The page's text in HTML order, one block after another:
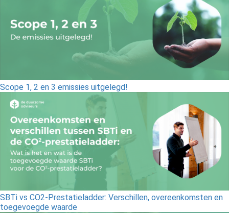
Scope 1, 2 en 3 emissies uitgelegd!
SBTi vs CO2-Prestatieladder: Verschillen, overeenkomsten en
toegevoegde waarde